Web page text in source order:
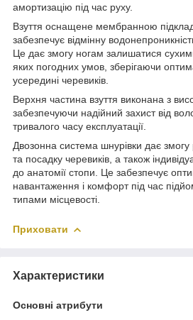
амортизацію під час руху.
Взуття оснащене мембранною
забезпечує відмінну
Це дає змогу ногам залишатися
яких погодних умов, зберігаючи
усередині черевиків.
Верхня частина взуття виконана з
забезпечуючи надійний захист від
тривалого часу експлуатації.
Двозонна система шнурівки дає змогу
та посадку черевиків, а також
до анатомії стопи. Це забезпечує
навантаження і комфорт під час
типами місцевості.
Приховати
Характеристики
Основні атрибути